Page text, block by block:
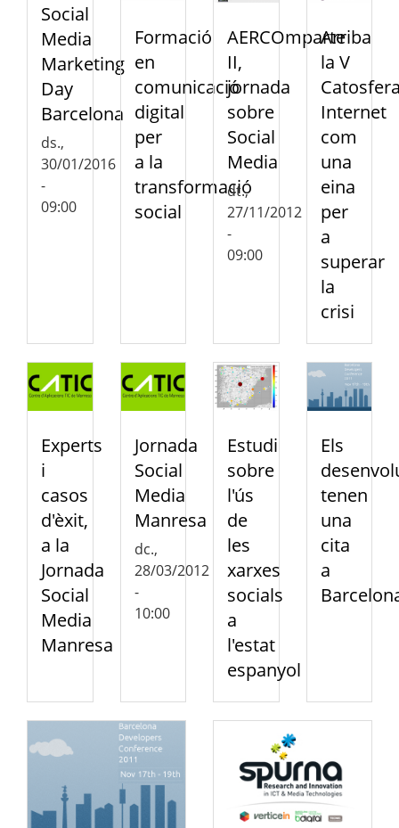
Social
Media
Marketing
Day
Barcelona
ds.,
30/01/2016
-
09:00
Formació
en
comunicació
digital
per
a la
transformació
social
AERCOmparte
II,
jornada
sobre
Social
Media
dt.,
27/11/2012
-
09:00
Arriba
la V
Internet
com
una
eina
per
a
superar
la
crisi
Experts
i
casos
d'èxit,
a la
Jornada
Social
Media
Manresa
Jornada
Social
Media
Manresa
dc.,
28/03/2012
-
10:00
Estudi
sobre
l'ús
de
les
xarxes
socials
a
l'estat
espanyol
Els
tenen
una
cita
a